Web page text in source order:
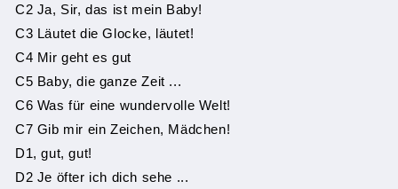
C2 Ja, Sir, das ist mein Baby!
C3 Läutet die Glocke, läutet!
C4 Mir geht es gut
C5 Baby, die ganze Zeit ...
C6 Was für eine wundervolle Welt!
C7 Gib mir ein Zeichen, Mädchen!
D1, gut, gut!
D2 Je öfter ich dich sehe ...